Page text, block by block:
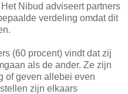
Nibud adviseert partners
verdeling omdat dit
(60 procent) vindt dat zij
als de ander. Ze zijn
of geven allebei even
zijn elkaars